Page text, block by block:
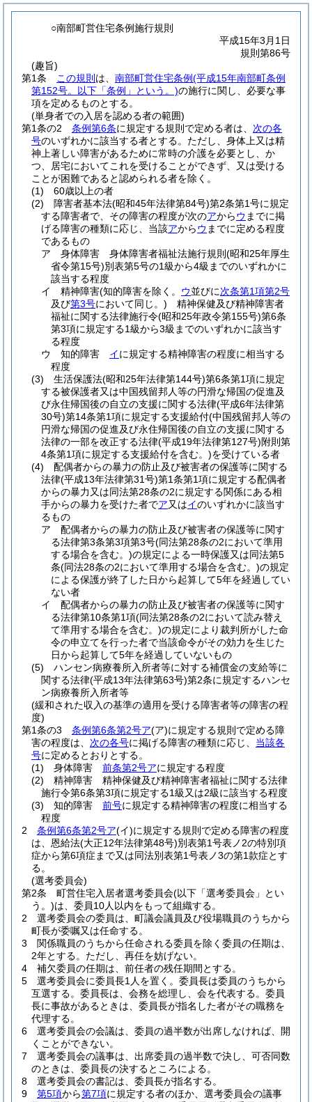
○南部町営住宅条例施行規則
平成15年3月1日
規則第86号
(趣旨)
第1条
この規則 は、 南部町営住宅条例(平成15年南部町条例
第152号。以下「条例」という。)の施行に関し、必要な事
項を定めるものとする。
(単身者での入居を認める者の範囲)
第1条の2
条例第6条に規定する規則で定める者は、 次の各
号のいずれかに該当する者とする。 ただし、身体上又は精
神上著しい障害があるために常時の介護を必要とし、か
つ、居宅においてこれを受けることができず、又は受ける
ことが困難であると認められる者を除く。
(1)
60歳以上の者
(2)
障害者基本法(昭和45年法律第84号)第2条第1号に規定
する障害者で、その障害の程度が次のアからウ までに掲
げる障害の種類に応じ、当該アからウ までに定める程度
であるもの
ア
身体障害 身体障害者福祉法施行規則 (昭和25年厚生
省令第15号)別表第5号の1級から4級までのいずれかに
該当する程度
イ
精神障害(知的障害を除く。 ウ並びに次条第1項第2号
及び第3号において同じ。) 精神保健及び精神障害者
福祉に関する法律施行令(昭和25年政令第155号)第6条
第3項に規定する1級から3級までのいずれかに該当す
る程度
ウ
知的障害 イに規定する精神障害の程度に相当する
程度
(3)
生活保護法(昭和25年法律第144号)第6条第1項に規定
する被保護者又は中国残留邦人等の円滑な帰国の促進及
び永住帰国後の自立の支援に関する法律(平成6年法律第
30号)第14条第1項に規定する支援給付(中国残留邦人等の
円滑な帰国の促進及び永住帰国後の自立の支援に関する
法律の一部を改正する法律(平成19年法律第127号)附則第
4条第1項に規定する支援給付を含む。)を受けている者
(4)
配偶者からの暴力の防止及び被害者の保護等に関する
法律(平成13年法律第31号)第1条第1項に規定する配偶者
からの暴力又は同法第28条の2に規定する関係にある相
手からの暴力を受けた者でア又はイのいずれかに該当す
るもの
ア
配偶者からの暴力の防止及び被害者の保護等に関す
る法律第3条第3項第3号(同法第28条の2において準用
する場合を含む。)の規定による一時保護又は同法第5
条(同法28条の2において準用する場合を含む。)の規定
による保護が終了した日から起算して5年を経過してい
ない者
イ
配偶者からの暴力の防止及び被害者の保護等に関す
る法律第10条第1項(同法第28条の2において読み替え
て準用する場合を含む。)の規定により裁判所がした命
令の申立てを行った者で当該命令がその効力を生じた
日から起算して5年を経過していないもの
(5)
ハンセン病療養所入所者等に対する補償金の支給等に
関する法律(平成13年法律第63号)第2条に規定するハンセ
ン病療養所入所者等
(緩和された収入の基準の適用を受ける障害者等の障害の程
度)
第1条の3
条例第6条第2号ア(ア)に規定する規則で定める障
害の程度は、 次の各号に掲げる障害の種類に応じ、 当該各
号に定めるとおりとする。
(1)
身体障害 前条第2号アに規定する程度
(2)
精神障害 精神保健及び精神障害者福祉に関する法律
施行令第6条第3項に規定する1級又は2級に該当する程度
(3)
知的障害 前号に規定する精神障害の程度に相当する
程度
2
条例第6条第2号ア(イ)に規定する規則で定める障害の程度
は、恩給法(大正12年法律第48号)別表第1号表ノ2の特別項
症から第6項症まで又は同法別表第1号表ノ3の第1款症とす
る。
(選考委員会)
第2条
町営住宅入居者選考委員会(以下「選考委員会」とい
う。)は、委員10人以内をもって組織する。
2
選考委員会の委員は、町議会議員及び役場職員のうちから
町長が委嘱又は任命する。
3
関係職員のうちから任命される委員を除く委員の任期は、
2年とする。 ただし、再任を妨げない。
4
補欠委員の任期は、前任者の残任期間とする。
5
選考委員会に委員長1人を置く。 委員長は委員のうちから
互選する。 委員長は、会務を総理し、会を代表する。 委員
長に事故があるときは、委員長が指名した者がその職務を
代理する。
6
選考委員会の会議は、委員の過半数が出席しなければ、開
くことができない。
7
選考委員会の議事は、出席委員の過半数で決し、可否同数
のときは、委員長の決するところによる。
8
選考委員会の書記は、委員長が指名する。
9
第5項から第7項に規定する者のほか、選考委員会の議事